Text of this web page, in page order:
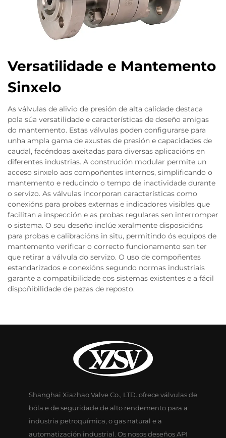
Versatilidade e Mantemento
Sinxelo
As válvulas de alivio de presión de alta calidade destaca
pola súa versatilidade e características de deseño amigas
do mantemento. Estas válvulas poden configurarse para
unha ampla gama de axustes de presión e capacidades de
caudal, facéndoas axeitadas para diversas aplicacións en
diferentes industrias. A construción modular permite un
acceso sinxelo aos compoñentes internos, simplificando o
mantemento e reducindo o tempo de inactividade durante
o servizo. As válvulas incorporan características como
conexións para probas externas e indicadores visibles que
facilitan a inspección e as probas regulares sen interromper
o sistema. O seu deseño inclúe xeralmente disposicións
para probas e calibracións in situ, permitindo ós equipos de
mantemento verificar o correcto funcionamento sen ter
que retirar a válvula do servizo. O uso de compoñentes
estandarizados e conexións segundo normas industriais
garante a compatibilidade cos sistemas existentes e a fácil
dispoñibilidade de pezas de reposto.
Shanghai Xiazhao Valve Co., LTD. ofrece válvulas de
bóla e de seguridade de alto rendemento para a
industria petroquímica, o gas natural e a
automatización industrial. Os nosos deseños API